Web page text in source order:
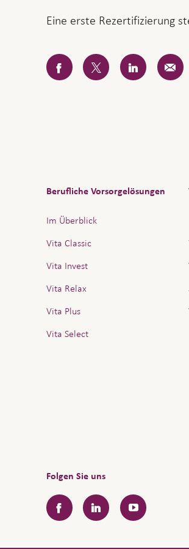
Eine erste Rezertifizierung
FacebookTwitterLinkedIn
E-
Mail
Berufliche Vorsorgelösungen
Im Überblick
Vita Classic
Vita Invest
Vita Relax
Vita Plus
Vita Select
Folgen Sie uns
FacebookLinkedInYouTube